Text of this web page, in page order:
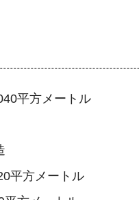
平方メートル
平方メートル